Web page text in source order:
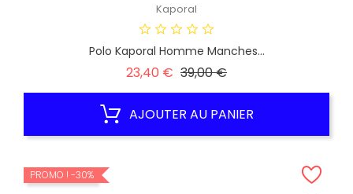
Kaporal
Polo Kaporal Homme Manches...
23,40 € Prix
39,00 €Prix
AJOUTER AU PANIER
PROMO ! -30%